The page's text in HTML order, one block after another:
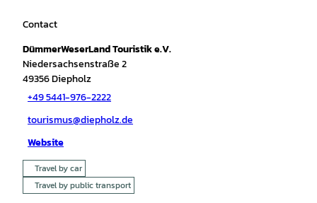
Contact
DümmerWeserLand Touristik e.V.
Niedersachsenstraße 2
49356Diepholz
+49 5441-976-2222
tourismus@diepholz.de
Website
Travel by car
Travel by public transport